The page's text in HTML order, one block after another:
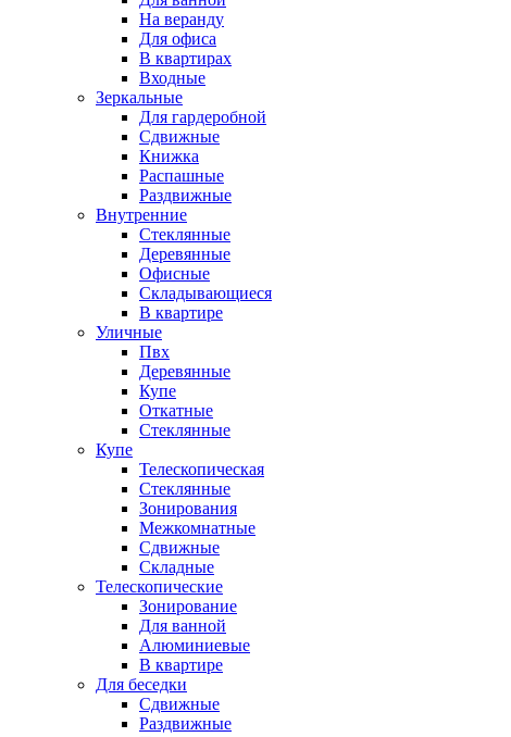
На веранду
Для офиса
В квартирах
Входные
Зеркальные
Для гардеробной
Сдвижные
Книжка
Распашные
Раздвижные
Внутренние
Стеклянные
Деревянные
Офисные
Складывающиеся
В квартире
Уличные
Пвх
Деревянные
Купе
Откатные
Стеклянные
Купе
Телескопическая
Стеклянные
Зонирования
Межкомнатные
Сдвижные
Складные
Телескопические
Зонирование
Для ванной
Алюминиевые
В квартире
Для беседки
Сдвижные
Раздвижные